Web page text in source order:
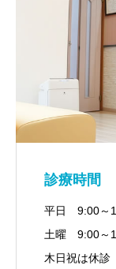
診療時間
平日 9:00～
土曜 9:00～
木日祝は休診